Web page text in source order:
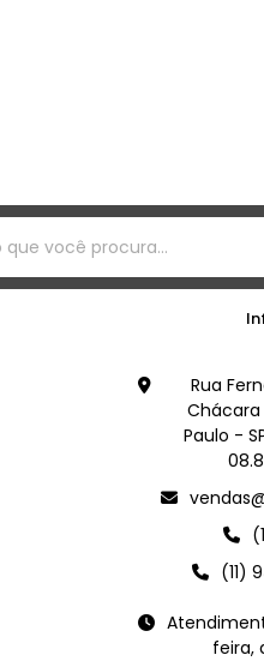
Rua
Paulo -
(11)
feira,